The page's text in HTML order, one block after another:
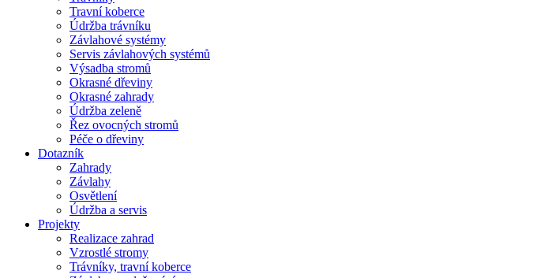
Travní koberce
Údržba trávníku
Závlahové systémy
Servis závlahových systémů
Výsadba stromů
Okrasné dřeviny
Okrasné zahrady
Údržba zeleně
Řez ovocných stromů
Péče o dřeviny
Dotazník
Zahrady
Závlahy
Osvětlení
Údržba a servis
Projekty
Realizace zahrad
Vzrostlé stromy
Trávníky, travní koberce